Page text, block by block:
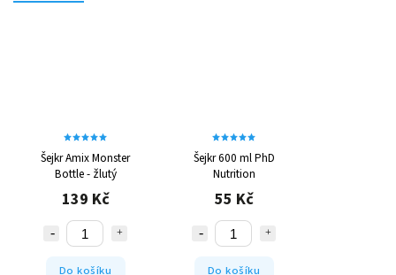
Šejkr Amix Monster
Bottle - žlutý
139 Kč
Do košíku
Šejkr 600 ml PhD
Nutrition
55 Kč
Do košíku